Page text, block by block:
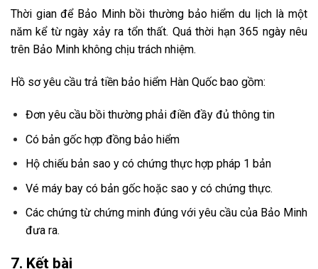
Thời gian để Bảo Minh bồi thường bảo hiểm du lịch là một
năm kể từ ngày xảy ra tổn thất. Quá thời hạn 365 ngày nêu
trên Bảo Minh không chịu trách nhiệm.
Hồ sơ yêu cầu trả tiền bảo hiểm Hàn Quốc bao gồm:
Đơn yêu cầu bồi thường phải điền đầy đủ thông tin
Có bản gốc hợp đồng bảo hiểm
Hộ chiếu bản sao y có chứng thực hợp pháp 1 bản
Vé máy bay có bản gốc hoặc sao y có chứng thực.
Các chứng từ chứng minh đúng với yêu cầu của Bảo Minh
đưa ra.
7. Kết bài